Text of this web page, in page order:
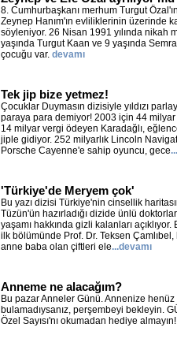
8. Cumhurbaşkanı merhum Turgut
Zeynep Hanım'ın evliliklerinin üzerinde
söyleniyor. 26 Nisan 1991 yılında nikah
yaşında Turgut Kaan ve 9 yaşında
çocuğu var. devamı
Tek jip bize yetmez!
Çocuklar Duymasın dizisiyle yıldızı
paraya para demiyor! 2003 için 44
14 milyar vergi ödeyen Karadağlı,
jiple gidiyor. 252 milyarlık Lincoln
Porsche Cayenne'e sahip oyuncu, gece
'Türkiye'de Meryem çok'
Bu yazı dizisi Türkiye'nin cinsellik
Tüzün'ün hazırladığı dizide ünlü
yaşamı hakkında gizli kalanları
ilk bölümünde Prof. Dr. Teksen
anne baba olan çiftleri ele...devamı
Anneme ne alacağım?
Bu pazar Anneler Günü. Annenize
bulamadıysanız, perşembeyi bekleyin.
Özel Sayısı'nı okumadan hediye